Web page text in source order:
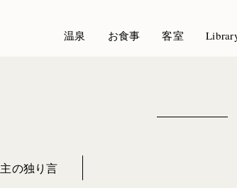
温泉 お食事 客室
主の独り言